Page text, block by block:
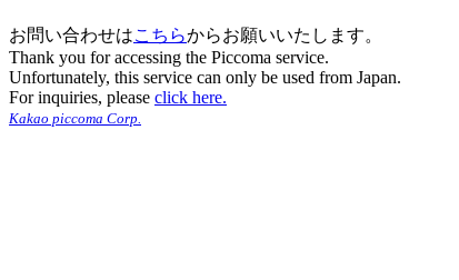
お問い合わせはこちらからお願いいたします。
Thank you for accessing the Piccoma service.
Unfortunately, this service can only be used from Japan.
For inquiries, please click here.
Kakao piccoma Corp.